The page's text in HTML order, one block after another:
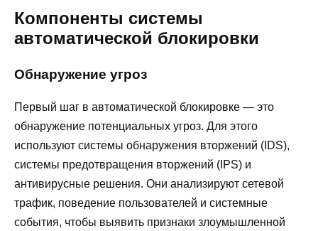
Компоненты системы
автоматической блокировки
Обнаружение угроз
Первый шаг в автоматической блокировке — это
обнаружение потенциальных угроз. Для этого
используют системы обнаружения вторжений (IDS),
системы предотвращения вторжений (IPS) и
антивирусные решения. Они анализируют сетевой
трафик, поведение пользователей и системные
события, чтобы выявить признаки злоумышленной